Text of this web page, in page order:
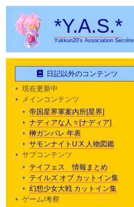
*Y.A.S.*
Yukkun20's Association Secrète
日記以外のコンテンツ
現在更新中
メインコンテンツ
帝国星界軍案内所[星界]
ナディアな人々[ナディア]
榊ガンパレ 年表
サモンナイトU:X 人物図鑑
サブコンテンツ
テイフェス 情報まとめ
テイルズ オブ カットイン集
幻想少女大戦 カットイン集
ゲーム/考察